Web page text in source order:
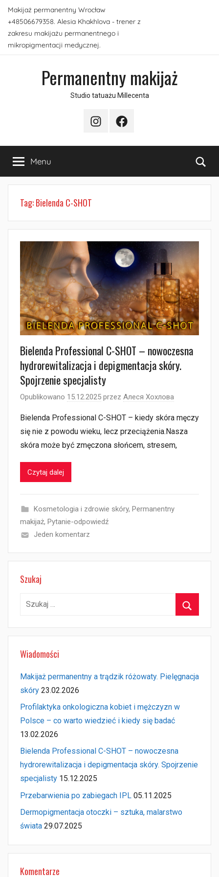
Przejdź
do
treści
Makijaż permanentny Wrocław
+48506679358. Alesia Khakhlova - trener z
zakresu makijażu permanentnego i
mikropigmentacji medycznej.
Permanentny makijaż
Studio tatuażu Millecenta
InstagramFacebook
Menu
Tag:Bielenda C-SHOT
Bielenda Professional C-SHOT – nowoczesna
hydrorewitalizacja i depigmentacja skóry.
Spojrzenie specjalisty
Opublikowano 15.12.2025 przez Алеся Хохлова
Bielenda Professional C-SHOT – kiedy skóra męczy
się nie z powodu wieku, lecz przeciążenia.Nasza
skóra może być zmęczona słońcem, stresem,
Czytaj dalej
Kosmetologia i zdrowie skóry, Permanentny
makijaż, Pytanie-odpowiedź
Jeden komentarz
Szukaj
Szukaj:
Wiadomości
Makijaż permanentny a trądzik różowaty. Pielęgnacja
skóry 23.02.2026
Profilaktyka onkologiczna kobiet i mężczyzn w
Polsce – co warto wiedzieć i kiedy się badać
13.02.2026
Bielenda Professional C-SHOT – nowoczesna
hydrorewitalizacja i depigmentacja skóry. Spojrzenie
specjalisty 15.12.2025
Przebarwienia po zabiegach IPL 05.11.2025
Dermopigmentacja otoczki – sztuka, malarstwo
świata 29.07.2025
Komentarze